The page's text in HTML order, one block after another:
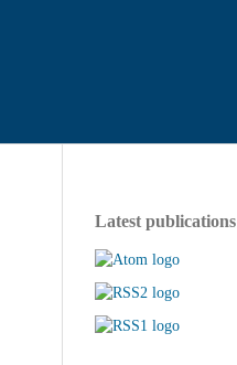
Latest publications